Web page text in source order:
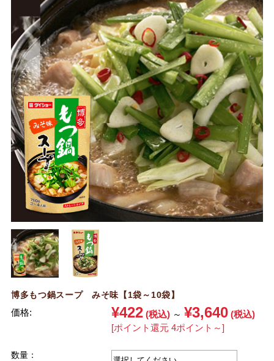
博多もつ鍋スープ みそ味【1袋～10袋】
価格: ¥422 (税込) ～ ¥3,640 (税込)
[ポイント還元 4ポイント～]
数量：